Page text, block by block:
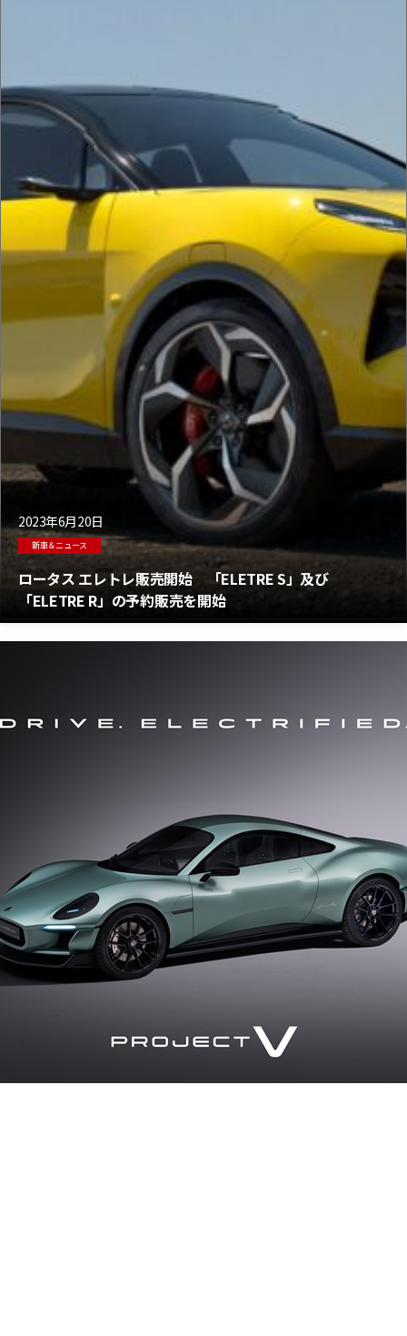
2023年6月20日
新車＆ニュース
ロータス エレトレ販売開始 「ELETRE S」及び
「ELETRE R」の予約販売を開始